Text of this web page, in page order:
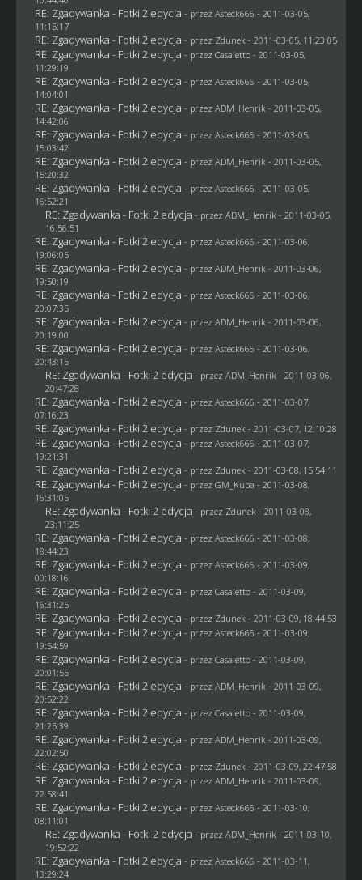
RE: Zgadywanka - Fotki 2 edycja - przez Asteck666 - 2011-03-05,
11:15:17
RE: Zgadywanka - Fotki 2 edycja - przez Zdunek - 2011-03-05, 11:23:05
RE: Zgadywanka - Fotki 2 edycja - przez Casaletto- 2011-03-05,
11:29:19
RE: Zgadywanka - Fotki 2 edycja - przez Asteck666 - 2011-03-05,
14:04:01
RE: Zgadywanka - Fotki 2 edycja - przez ADM_Henrik - 2011-03-05,
14:42:06
RE: Zgadywanka - Fotki 2 edycja - przez Asteck666 - 2011-03-05,
15:03:42
RE: Zgadywanka - Fotki 2 edycja - przez ADM_Henrik - 2011-03-05,
15:20:32
RE: Zgadywanka - Fotki 2 edycja - przez Asteck666 - 2011-03-05,
16:52:21
RE: Zgadywanka - Fotki 2 edycja - przez ADM_Henrik - 2011-03-05,
16:56:51
RE: Zgadywanka - Fotki 2 edycja - przez Asteck666 - 2011-03-06,
19:06:05
RE: Zgadywanka - Fotki 2 edycja - przez ADM_Henrik - 2011-03-06,
19:50:19
RE: Zgadywanka - Fotki 2 edycja - przez Asteck666 - 2011-03-06,
20:07:35
RE: Zgadywanka - Fotki 2 edycja - przez ADM_Henrik - 2011-03-06,
20:19:00
RE: Zgadywanka - Fotki 2 edycja - przez Asteck666 - 2011-03-06,
20:43:15
RE: Zgadywanka - Fotki 2 edycja - przez ADM_Henrik - 2011-03-06,
20:47:28
RE: Zgadywanka - Fotki 2 edycja - przez Asteck666 - 2011-03-07,
07:16:23
RE: Zgadywanka - Fotki 2 edycja - przez Zdunek - 2011-03-07, 12:10:28
RE: Zgadywanka - Fotki 2 edycja - przez Asteck666 - 2011-03-07,
19:21:31
RE: Zgadywanka - Fotki 2 edycja - przez Zdunek - 2011-03-08, 15:54:11
RE: Zgadywanka - Fotki 2 edycja - przez GM_Kuba - 2011-03-08,
16:31:05
RE: Zgadywanka - Fotki 2 edycja - przez Zdunek - 2011-03-08,
23:11:25
RE: Zgadywanka - Fotki 2 edycja - przez Asteck666 - 2011-03-08,
18:44:23
RE: Zgadywanka - Fotki 2 edycja - przez Asteck666 - 2011-03-09,
00:18:16
RE: Zgadywanka - Fotki 2 edycja - przez Casaletto- 2011-03-09,
16:31:25
RE: Zgadywanka - Fotki 2 edycja - przez Zdunek - 2011-03-09, 18:44:53
RE: Zgadywanka - Fotki 2 edycja - przez Asteck666 - 2011-03-09,
19:54:59
RE: Zgadywanka - Fotki 2 edycja - przez Casaletto- 2011-03-09,
20:01:55
RE: Zgadywanka - Fotki 2 edycja - przez ADM_Henrik - 2011-03-09,
20:52:22
RE: Zgadywanka - Fotki 2 edycja - przez Casaletto- 2011-03-09,
21:25:39
RE: Zgadywanka - Fotki 2 edycja - przez ADM_Henrik - 2011-03-09,
22:02:50
RE: Zgadywanka - Fotki 2 edycja - przez Zdunek - 2011-03-09, 22:47:58
RE: Zgadywanka - Fotki 2 edycja - przez ADM_Henrik - 2011-03-09,
22:58:41
RE: Zgadywanka - Fotki 2 edycja - przez Asteck666 - 2011-03-10,
08:11:01
RE: Zgadywanka - Fotki 2 edycja - przez ADM_Henrik - 2011-03-10,
19:52:22
RE: Zgadywanka - Fotki 2 edycja - przez Asteck666 - 2011-03-11,
13:29:24